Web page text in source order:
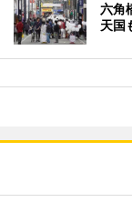
六角
天国